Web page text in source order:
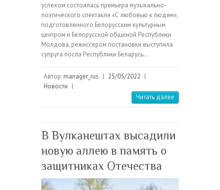
успехом состоялась премьера музыкально-
поэтического спектакля «С любовью к людям»,
подготовленного Белорусским культурным
центром и Белорусской общиной Республики
Молдова, режиссером постановки выступила
супруга посла Республики Беларусь…
Автор: manager_rus | 25/05/2022 |
Новости |
Читать далее
В Вулканештах высадили
новую аллею в память о
защитниках Отечества